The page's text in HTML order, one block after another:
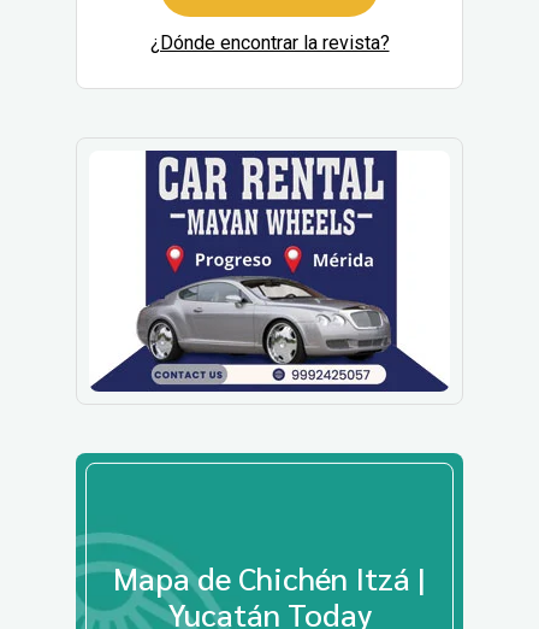
¿Dónde encontrar la revista?
Mapa de Chichén Itzá |
Yucatán Today